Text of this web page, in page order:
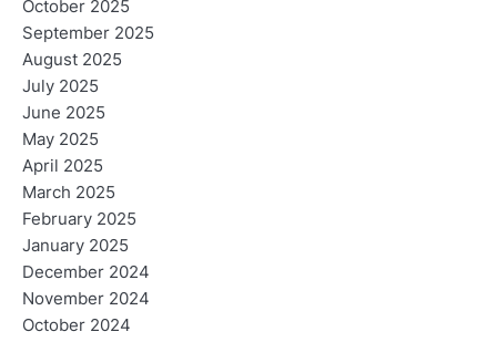
October 2025
September 2025
August 2025
July 2025
June 2025
May 2025
April 2025
March 2025
February 2025
January 2025
December 2024
November 2024
October 2024